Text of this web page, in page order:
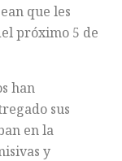
que les
próximo 5 de
han
sus
en la
y